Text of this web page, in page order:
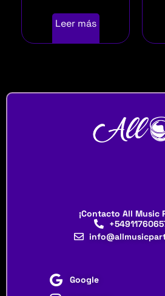
Leer más
¡Contacto All Music
Google